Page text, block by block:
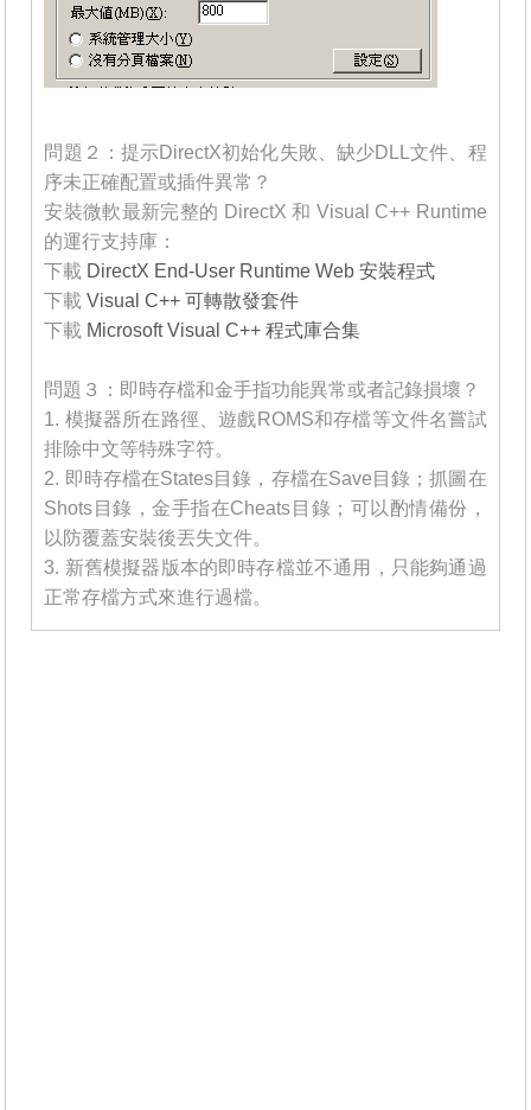
問題２：提示DirectX初始化失敗、缺少DLL文件、程
序未正確配置或插件異常？
安裝微軟最新完整的 DirectX 和 Visual C++ Runtime
的運行支持庫：
下載 DirectX End-User Runtime Web 安裝程式
下載Visual C++ 可轉散發套件
下載 Microsoft Visual C++ 程式庫合集
問題３：即時存檔和金手指功能異常或者記錄損壞？
1. 模擬器所在路徑、遊戲ROMS和存檔等文件名嘗試
排除中文等特殊字符。
2. 即時存檔在States目錄，存檔在Save目錄；抓圖在
Shots目錄，金手指在Cheats目錄；可以酌情備份，
以防覆蓋安裝後丟失文件。
3. 新舊模擬器版本的即時存檔並不通用，只能夠通過
正常存檔方式來進行過檔。